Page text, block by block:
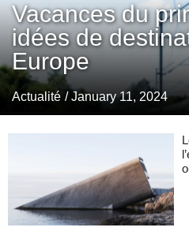
Vacances du
idées de
Europe
Actualité / January 11, 2024